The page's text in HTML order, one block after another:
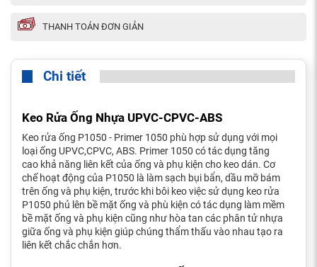
THANH TOÁN ĐƠN GIẢN
Chi tiết
Keo Rửa Ống Nhựa UPVC-CPVC-ABS
Keo rửa ống P1050 - Primer 1050 phù hợp sử dụng với mọi
loại ống UPVC,CPVC, ABS. Primer 1050 có tác dụng tăng
cao khả năng liên kết của ống và phụ kiện cho keo dán. Cơ
chế hoạt động của P1050 là làm sạch bụi bẩn, dầu mỡ bám
trên ống và phụ kiện, trước khi bôi keo việc sử dụng keo rửa
P1050 phủ lên bề mặt ống và phù kiện có tác dụng làm mềm
bề mặt ống và phụ kiện cũng như hòa tan các phân tử nhựa
giữa ống và phụ kiện giúp chúng thẩm thấu vào nhau tạo ra
liên kết chắc chắn hơn.